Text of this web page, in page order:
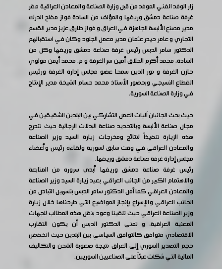
زار الوفد الفني الموفد من قبل وزارة الصناعة والمعادن العراقية مقر
غرفة صناعة دمشق وريفها والمؤلف من السادة فواز مفلح الدرك
مدير مصنع الألبسة الجاهزة في العراق و فواز طارق عزيز مدير القسم
التجاري و عامر حيدر عثمان مدير معمل الجلود وكان في استقبالهم
الدكتور سامر الدبس رئيس غرفة صناعة دمشق وريفها وكل من
السادة: محمد أكرم الحلاق أمين سر الغرفة و م. محمد أيمن مولوي
خازن الغرفة و نور الدين سمحا عضو مجلس إدارة الغرفة ورئيس
القطاع النسيجي وبحضور الأستاذ محمد حسام الشيخة مدير الإنتاج
في وزارة الصناعة السورية.
حيث بحث الجانبان آليات العمل التشاركي بين البلدين الشقيقين في
مجال صناعة الألبسة وبالتحديد صناعة البدلات الرجالية حيث تندرج
هذه الزيارة تنفيذاً لنتائج ومخرجات زيارة السيد وزير الصناعة
والمعادن العراقي في وقت سابق لسورية ولقاءه رئيس وأعضاء
مجلس إدارة غرفة صناعة دمشق وريفها.
رئيس غرفة صناعة دمشق وريفها أبدى سروره من المتابعة
والاهتمام الكبير من الجانب العراقي بعيد زيارة السيد وزير الصناعة
والمعادن العراقي كما أمل الدكتور سامر الدبس بتسهيل التبادل من
الجانب العراقي والإسراع بإنجاز المواضيع التي طرحناها خلال زيارة
وزير الصناعة العراقي حيث تلقينا وعود بنقل هذه المطالب للجهات
المعنية العراقية، و تمنى الدكتور الدبس أن يكون التقارب
الاقتصادي متوافق كالتوافق السياسي بين البلدين حيث انخفض
حجم التصدير السوري إلى العراق نتيجة صعوبة الشحن والتكاليف
المالية التي شكلت عبئاً على الصناعيين السوريين.